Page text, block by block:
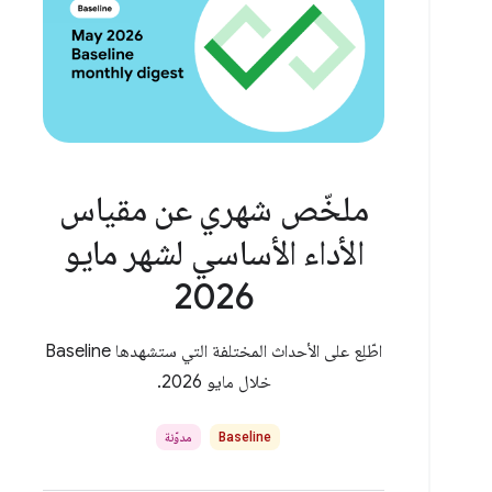
ملخّص شهري عن مقياس
الأداء الأساسي لشهر مايو
2026
اطّلِع على الأحداث المختلفة التي ستشهدها Baseline
خلال مايو 2026.
Baseline مدوّنة